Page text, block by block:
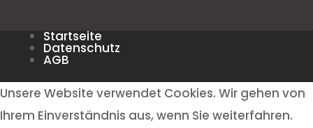
Startseite
Datenschutz
AGB
Unsere Website verwendet Cookies. Wir gehen von
Ihrem Einverständnis aus, wenn Sie weiterfahren.